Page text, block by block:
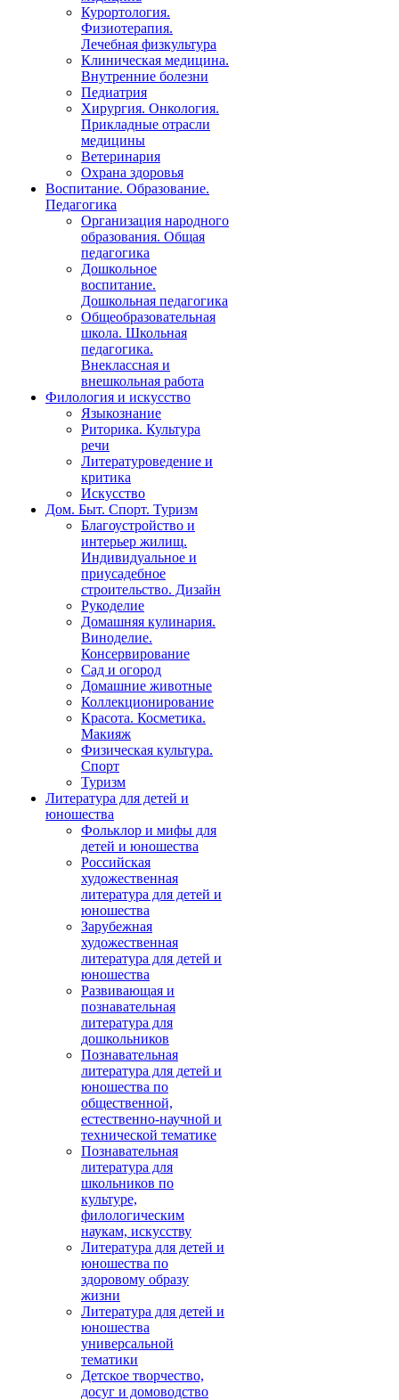
Курортология.
Физиотерапия.
Лечебная физкультура
Клиническая медицина.
Внутренние болезни
Педиатрия
Хирургия. Онкология.
Прикладные отрасли
медицины
Ветеринария
Охрана здоровья
Воспитание. Образование.
Педагогика
Организация народного
образования. Общая
педагогика
Дошкольное
воспитание.
Дошкольная педагогика
Общеобразовательная
школа. Школьная
педагогика.
Внеклассная и
внешкольная работа
Филология и искусство
Языкознание
Риторика. Культура
речи
Литературоведение и
критика
Искусство
Дом. Быт. Спорт. Туризм
Благоустройство и
интерьер жилищ.
Индивидуальное и
приусадебное
строительство. Дизайн
Рукоделие
Домашняя кулинария.
Виноделие.
Консервирование
Сад и огород
Домашние животные
Коллекционирование
Красота. Косметика.
Макияж
Физическая культура.
Спорт
Туризм
Литература для детей и
юношества
Фольклор и мифы для
детей и юношества
Российская
художественная
литература для детей и
юношества
Зарубежная
художественная
литература для детей и
юношества
Развивающая и
познавательная
литература для
дошкольников
Познавательная
литература для детей и
юношества по
общественной,
естественно-научной и
технической тематике
Познавательная
литература для
школьников по
культуре,
филологическим
наукам, искусству
Литература для детей и
юношества по
здоровому образу
жизни
Литература для детей и
юношества
универсальной
тематики
Детское творчество,
досуг и домоводство